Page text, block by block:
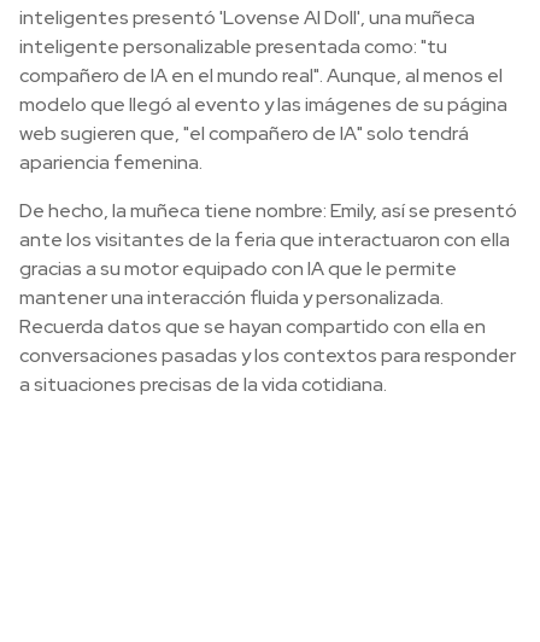
inteligentes presentó 'Lovense AI Doll', una muñeca
inteligente personalizable presentada como: "tu
compañero de IA en el mundo real". Aunque, al menos el
modelo que llegó al evento y las imágenes de su página
web sugieren que, "el compañero de IA" solo tendrá
apariencia femenina.
De hecho, la muñeca tiene nombre: Emily, así se presentó
ante los visitantes de la feria que interactuaron con ella
gracias a su motor equipado con IA que le permite
mantener una interacción fluida y personalizada.
Recuerda datos que se hayan compartido con ella en
conversaciones pasadas y los contextos para responder
a situaciones precisas de la vida cotidiana.